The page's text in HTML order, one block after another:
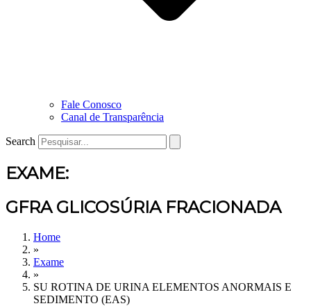
Fale Conosco
Canal de Transparência
Search
EXAME:
GFRA GLICOSÚRIA FRACIONADA
Home
»
Exame
»
SU ROTINA DE URINA ELEMENTOS ANORMAIS E
SEDIMENTO (EAS)